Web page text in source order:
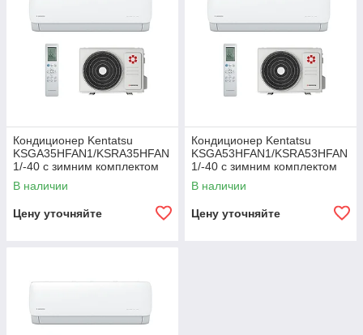
Кондиционер Kentatsu
KSGA35HFAN1/KSRA35HFAN
1/-40 с зимним комплектом
(-40)
В наличии
Цену уточняйте
Кондиционер Kentatsu
KSGA53HFAN1/KSRA53HFAN
1/-40 с зимним комплектом
(-40)
В наличии
Цену уточняйте